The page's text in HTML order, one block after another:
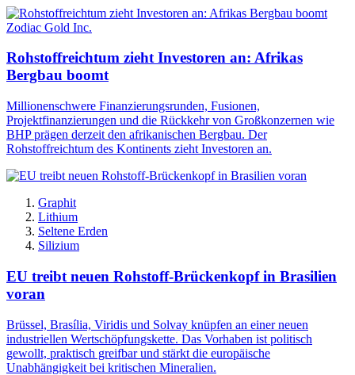
Zodiac Gold Inc.
Rohstoffreichtum zieht Investoren an: Afrikas
Bergbau boomt
Millionenschwere Finanzierungsrunden, Fusionen,
Projektfinanzierungen und die Rückkehr von Großkonzernen wie
BHP prägen derzeit den afrikanischen Bergbau. Der
Rohstoffreichtum des Kontinents zieht Investoren an.
Graphit
Lithium
Seltene Erden
Silizium
EU treibt neuen Rohstoff-Brückenkopf in Brasilien
voran
Brüssel, Brasília, Viridis und Solvay knüpfen an einer neuen
industriellen Wertschöpfungskette. Das Vorhaben ist politisch
gewollt, praktisch greifbar und stärkt die europäische
Unabhängigkeit bei kritischen Mineralien.